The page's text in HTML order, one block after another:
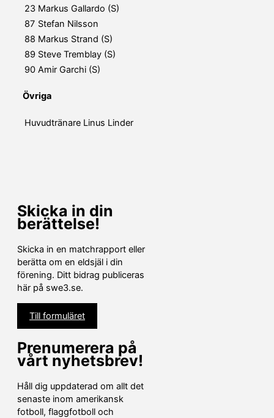
23 Markus Gallardo (S)
87 Stefan Nilsson
88 Markus Strand (S)
89 Steve Tremblay (S)
90 Amir Garchi (S)
Övriga
Huvudtränare Linus Linder
Skicka in din
berättelse!
Skicka in en matchrapport eller
berätta om en eldsjäl i din
förening. Ditt bidrag publiceras
här på swe3.se.
Till formuläret
Prenumerera på
vårt nyhetsbrev!
Håll dig uppdaterad om allt det
senaste inom amerikansk
fotboll, flaggfotboll och